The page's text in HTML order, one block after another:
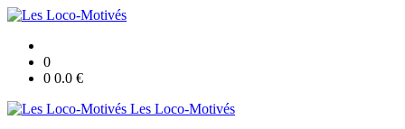
0
0 0.0 €
Les Loco-Motivés